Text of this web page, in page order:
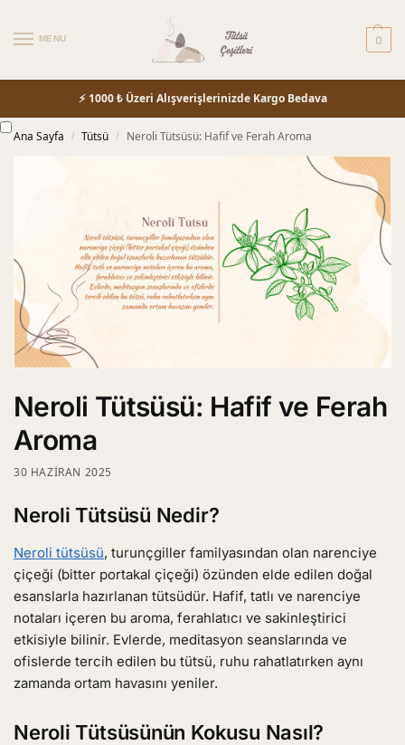
MENU 0
⚡ 1000 ₺ Üzeri Alışverişlerinizde Kargo Bedava
Ana Sayfa / Tütsü / Neroli Tütsüsü: Hafif ve Ferah Aroma
Neroli Tütsüsü: Hafif ve Ferah
Aroma
30 HAZIRAN 2025
Neroli Tütsüsü Nedir?
Neroli tütsüsü, turunçgiller familyasından olan narenciye
çiçeği (bitter portakal çiçeği) özünden elde edilen doğal
esanslarla hazırlanan tütsüdür. Hafif, tatlı ve narenciye
notaları içeren bu aroma, ferahlatıcı ve sakinleştirici
etkisiyle bilinir. Evlerde, meditasyon seanslarında ve
ofislerde tercih edilen bu tütsü, ruhu rahatlatırken aynı
zamanda ortam havasını yeniler.
Neroli Tütsüsünün Kokusu Nasıl?